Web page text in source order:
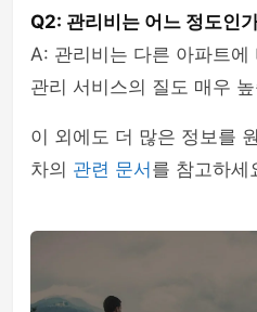
Q2: 관리비는 어느 정도인
A: 관리비는 다른 아파트에
관리 서비스의 질도 매우
이 외에도 더 많은 정보를
차의 관련 문서 를 참고하세